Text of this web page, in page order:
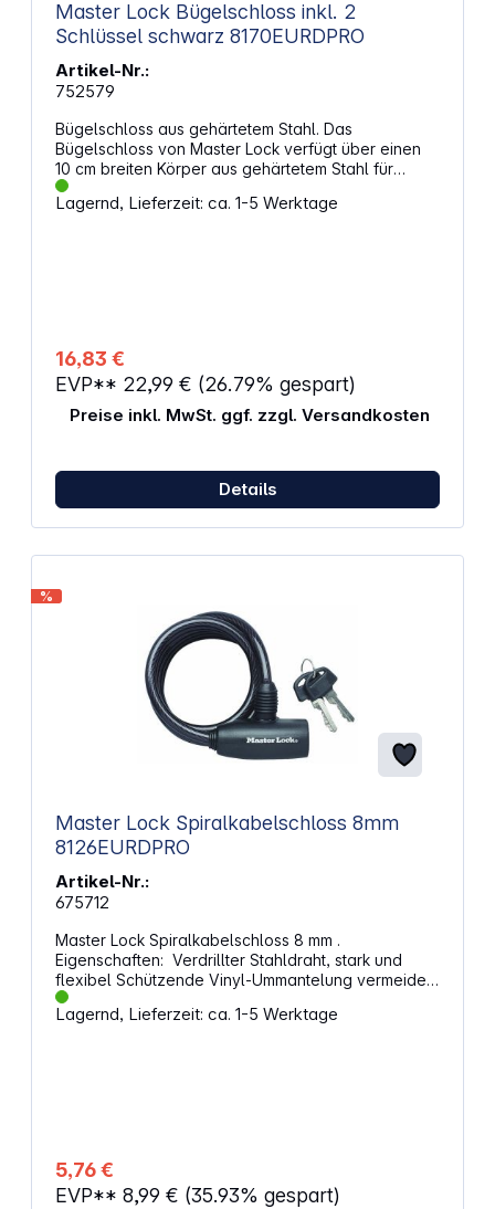
Master Lock Bügelschloss inkl. 2
Schlüssel schwarz 8170EURDPRO
Artikel-Nr.:
752579
Bügelschloss aus gehärtetem Stahl. Das
Bügelschloss von Master Lock verfügt über einen
10 cm breiten Körper aus gehärtetem Stahl für
maximale Festigkeit und Zuverlässigkeit. Der
doppelt verriegelnde Bügel mit 12 mm Durchmesser
widersteht Schneiden, Sägen und Hebeln Doppelt
verschließbarer Bügel für überragenden
Aufbruchschutz Die schützende Vinylbeschichtung
verhindert Kratzer Integrierter
Verriegelungsmechanismus mit Stiftzuhaltung für
Tragebügel für einfachen Transport
Lagernd, Lieferzeit: ca. 1-5 Werktage
16,83 €
EVP** 22,99 € (26.79% gespart)
Preise inkl. MwSt. ggf. zzgl. Versandkosten
Details
%
Master Lock Spiralkabelschloss 8mm
8126EURDPRO
Artikel-Nr.:
675712
Master Lock Spiralkabelschloss 8 mm .
Eigenschaften: Verdrillter Stahldraht, stark und
flexibel Schützende Vinyl-Ummantelung vermeidet
Kratzer Integrierter Verriegelungsmechanismus mit
Stiftzuhaltung für einen besseren Schutz gegen
Lagernd, Lieferzeit: ca. 1-5 Werktage
5,76 €
EVP** 8,99 € (35.93% gespart)